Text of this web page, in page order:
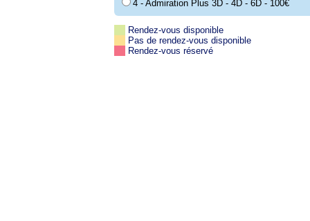
4 - Admiration Plus 3D - 4D - 6D - 100€
Rendez-vous disponible
Pas de rendez-vous disponible
Rendez-vous réservé